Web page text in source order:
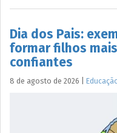
Dia dos Pais:
formar filhos
confiantes
8 de agosto de 2026